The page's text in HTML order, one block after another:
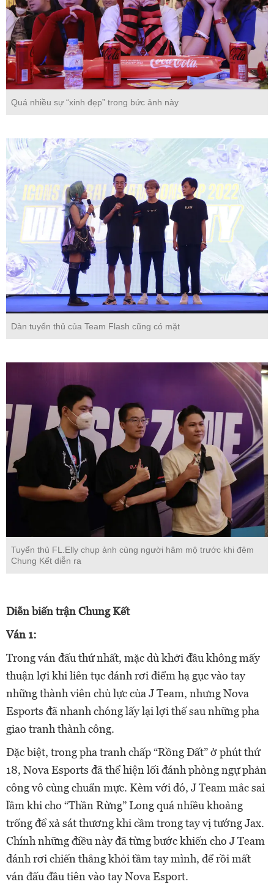
Quá nhiều sự “xinh đẹp” trong bức ảnh này
Dàn tuyển thủ của Team Flash cũng có mặt
Tuyển thủ FL.Elly chụp ảnh cùng người hâm mộ trước khi đêm
Chung Kết diễn ra
Diễn biến trận Chung Kết
Ván 1:
Trong ván đấu thứ nhất, mặc dù khởi đầu không mấy
thuận lợi khi liên tục đánh rơi điểm hạ gục vào tay
những thành viên chủ lực của J Team, nhưng Nova
Esports đã nhanh chóng lấy lại lợi thế sau những pha
giao tranh thành công.
Đặc biệt, trong pha tranh chấp “Rồng Đất” ở phút thứ
18, Nova Esports đã thể hiện lối đánh phòng ngự phản
công vô cùng chuẩn mực. Kèm với đó, J Team mắc sai
lầm khi cho “Thần Rừng” Long quá nhiều khoảng
trống để xả sát thương khi cầm trong tay vị tướng Jax.
Chính những điều này đã từng bước khiến cho J Team
đánh rơi chiến thắng khỏi tầm tay mình, để rồi mất
ván đấu đầu tiên vào tay Nova Esport.